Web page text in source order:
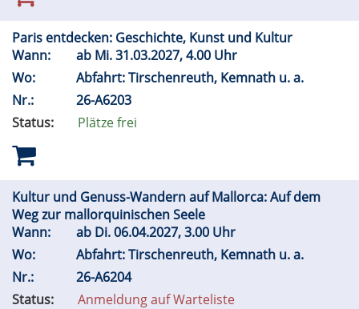
Paris entdecken: Geschichte, Kunst und Kultur
Wann:
ab Mi.31.03.2027, 4.00 Uhr
Wo:
Abfahrt: Tirschenreuth, Kemnath u. a.
Nr.:
26-A6203
Status:
Plätze frei
Kultur und Genuss-Wandern auf Mallorca: Auf dem
Weg zur mallorquinischen Seele
Wann:
ab Di.06.04.2027, 3.00 Uhr
Wo:
Abfahrt: Tirschenreuth, Kemnath u. a.
Nr.:
26-A6204
Status:
Anmeldung auf Warteliste